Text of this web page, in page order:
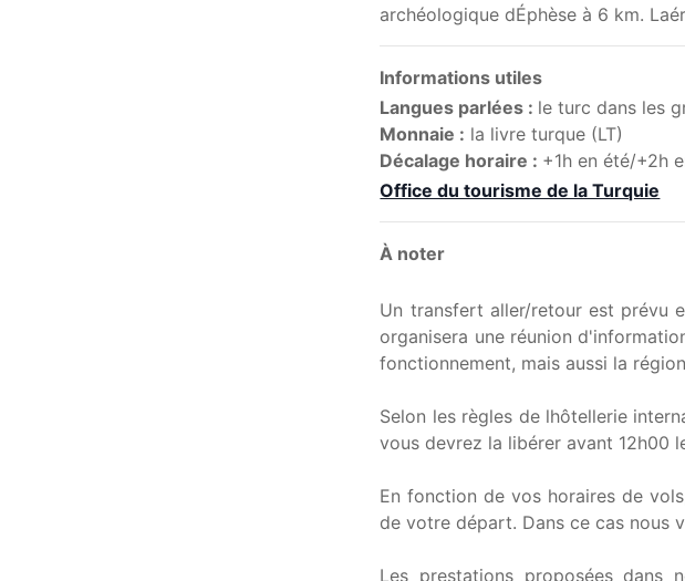
archéologique dÉphèse à 6 km.
Informations utiles
Langues parlées : le turc dans les
Monnaie : la livre turque (LT)
Décalage horaire : +1h en été/+2h
Office du tourisme de la Turquie
À noter
Un transfert aller/retour est prévu
organisera une réunion
fonctionnement, mais aussi la
Selon les règles de lhôtellerie
vous devrez la libérer avant 12h00
En fonction de vos horaires de
de votre départ. Dans ce cas nous
Les prestations proposées